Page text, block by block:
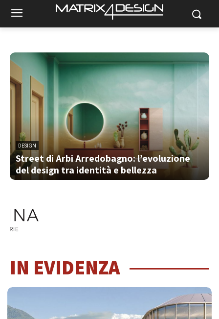
DESIGN
Street di Arbi Arredobagno: l’evoluzione
del design tra identità e bellezza
IN EVIDENZA